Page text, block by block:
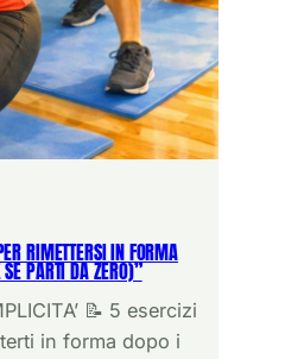
RIMETTERSI IN FORMA
PARTI DA ZERO)”
📝 5 esercizi
in forma dopo i